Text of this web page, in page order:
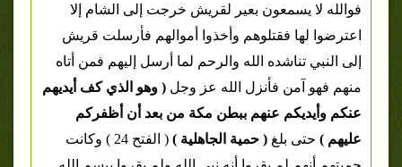
فوالله لا يسمعون بعير لقريش خرجت إلى الشام إلا
اعترضوا لها فقتلوهم وأخذوا أموالهم فأرسلت قريش
إلى النبي تناشده الله والرحم لما أرسل إليهم فمن أتاه
منهم فهو آمن فأنزل الله عز وجل ( وهو الذي كف أيديهم
عنكم وأيديكم عنهم ببطن مكة من بعد أن أظفركم
عليهم ) حتى بلغ ( حمية الجاهلية )
( الفتح 24 ) وكانت